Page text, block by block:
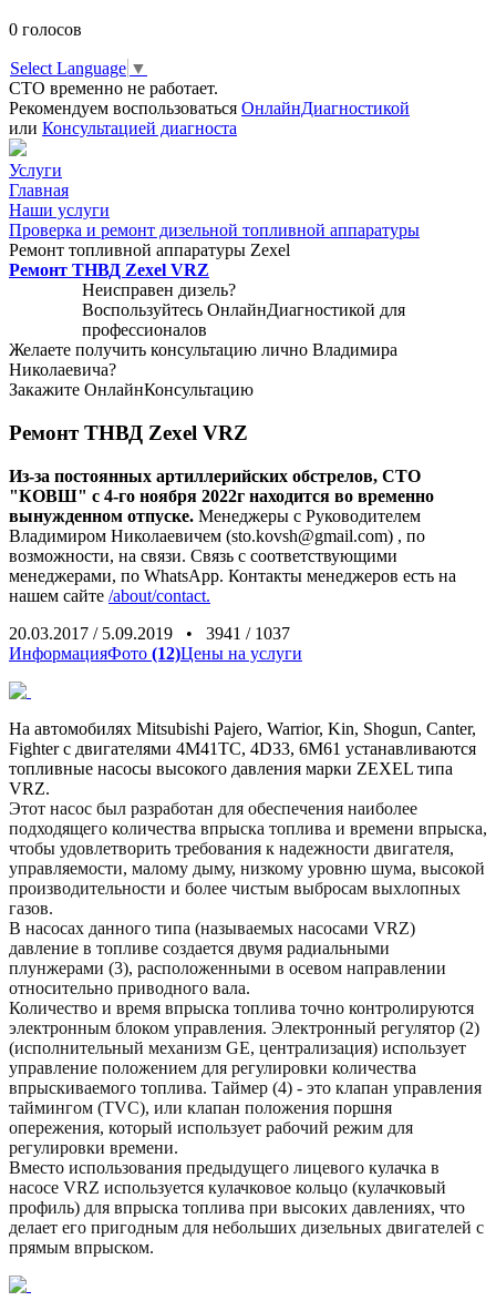
0 голосов
Select Language ▼
СТО временно не работает.
Рекомендуем воспользоваться ОнлайнДиагностикой
или Консультацией диагноста
Услуги
Главная
Наши услуги
Проверка и ремонт дизельной топливной аппаратуры
Ремонт топливной аппаратуры Zexel
Ремонт ТНВД Zexel VRZ
Неисправен дизель?
Воспользуйтесь ОнлайнДиагностикой для
профессионалов
Желаете получить консультацию лично Владимира
Николаевича?
Закажите ОнлайнКонсультацию
Ремонт ТНВД Zexel VRZ
Из-за постоянных артиллерийских обстрелов, СТО
"КОВШ" с 4-го ноября 2022г находится во временно
вынужденном отпуске. Менеджеры с Руководителем
Владимиром Николаевичем (sto.kovsh@gmail.com) , по
возможности, на связи. Связь с соответствующими
менеджерами, по WhatsApp. Контакты менеджеров есть на
нашем сайте /about/contact.
20.03.2017 / 5.09.2019 • 3941 / 1037
ИнформацияФото (12)Цены на услуги
На автомобилях Mitsubishi Pajero, Warrior, Kin, Shogun, Canter,
Fighter с двигателями 4M41TC, 4D33, 6M61 устанавливаются
топливные насосы высокого давления марки ZEXEL типа
VRZ.
Этот насос был разработан для обеспечения наиболее
подходящего количества впрыска топлива и времени впрыска,
чтобы удовлетворить требования к надежности двигателя,
управляемости, малому дыму, низкому уровню шума, высокой
производительности и более чистым выбросам выхлопных
газов.
В насосах данного типа (называемых насосами VRZ)
давление в топливе создается двумя радиальными
плунжерами (3), расположенными в осевом направлении
относительно приводного вала.
Количество и время впрыска топлива точно контролируются
электронным блоком управления. Электронный регулятор (2)
(исполнительный механизм GE, централизация) использует
управление положением для регулировки количества
впрыскиваемого топлива. Таймер (4) - это клапан управления
таймингом (TVC), или клапан положения поршня
опережения, который использует рабочий режим для
регулировки времени.
Вместо использования предыдущего лицевого кулачка в
насосе VRZ используется кулачковое кольцо (кулачковый
профиль) для впрыска топлива при высоких давлениях, что
делает его пригодным для небольших дизельных двигателей с
прямым впрыском.